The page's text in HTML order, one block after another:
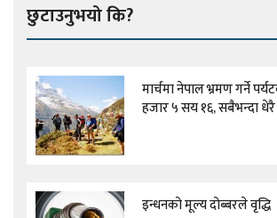
छुटाउनुभयो कि?
मार्चमा नेपाल भ्रमण गर्ने
हजार ५ सय १६, सबैभन्दा
इन्धनको मूल्य दोब्बरले वृद्धि